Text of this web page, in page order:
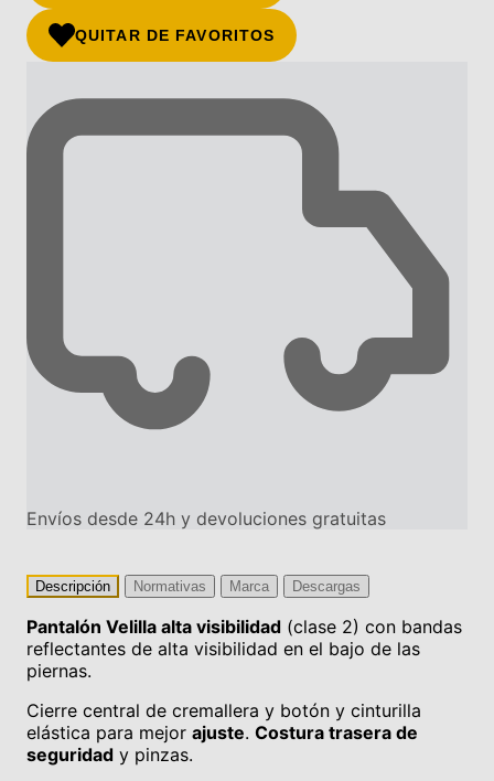
QUITAR DE FAVORITOS
Envíos desde 24h y devoluciones gratuitas
Descripción Normativas Marca Descargas
Pantalón Velilla alta visibilidad (clase 2) con bandas
reflectantes de alta visibilidad en el bajo de las
piernas.
Cierre central de cremallera y botón y cinturilla
elástica para mejor ajuste. Costura trasera de
seguridad y pinzas.